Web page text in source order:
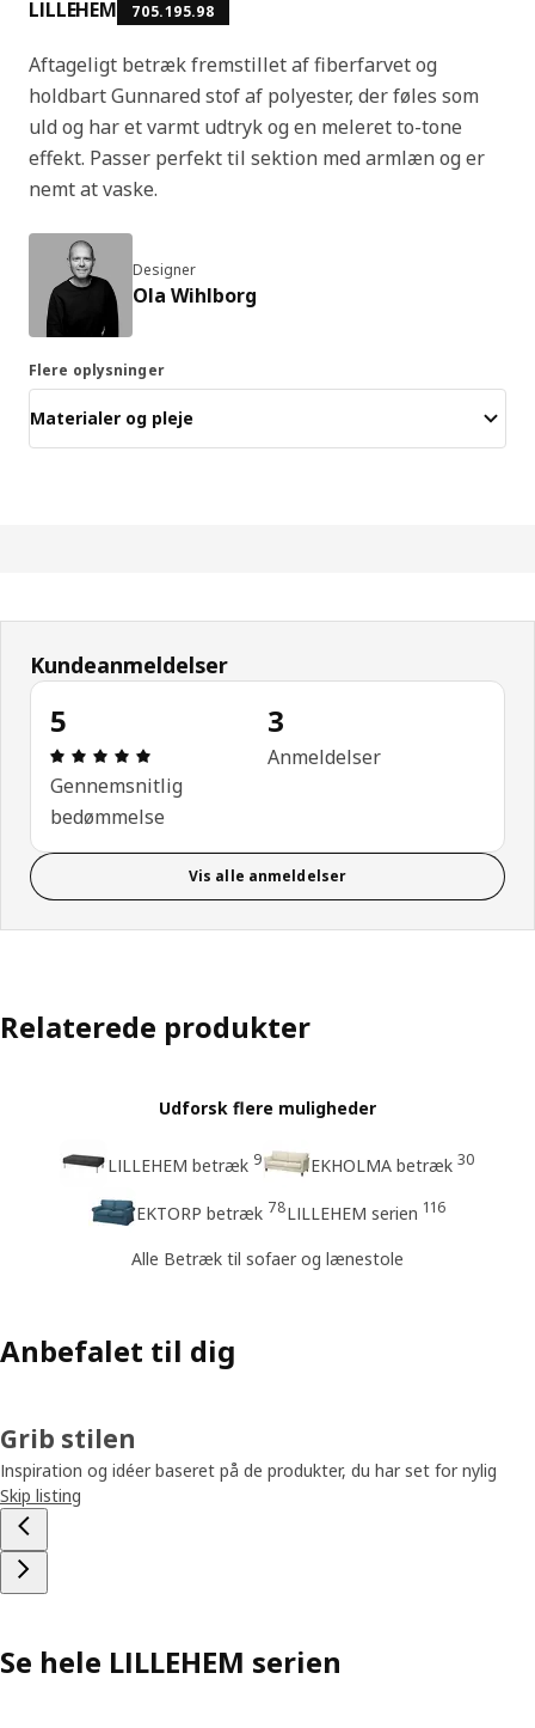
LILLEHEM 705.195.98
Aftageligt betræk fremstillet af fiberfarvet og
holdbart Gunnared stof af polyester, der føles som
uld og har et varmt udtryk og en meleret to-tone
effekt. Passer perfekt til sektion med armlæn og er
nemt at vaske.
Designer
Ola Wihlborg
Flere oplysninger
Materialer og pleje
Kundeanmeldelser
5
Anmeldelse: 5 Ud af 5 Stjerner. Anmeldelser i alt:
Gennemsnitlig
bedømmelse
3
Anmeldelser
Vis alle anmeldelser
Relaterede produkter
Udforsk flere muligheder
LILLEHEM betræk 9 EKHOLMA betræk 30
EKTORP betræk 78LILLEHEM serien 116
Alle Betræk til sofaer og lænestole
Anbefalet til dig
Grib stilen
Inspiration og idéer baseret på de produkter, du har set for nylig
Skip listing
Se hele LILLEHEM serien